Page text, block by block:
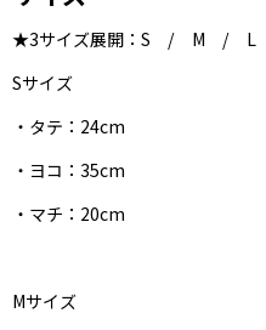
★3サイズ展開：S / M / L
Sサイズ
・タテ：24cm
・ヨコ：35cm
・マチ：20cm
Mサイズ